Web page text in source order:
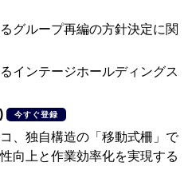
グループ再編の方針決定に関
インテージホールディングス
今すぐ登録
、独自構造の「移動式柵」で
向上と作業効率化を実現する